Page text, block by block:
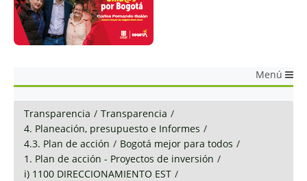
Menú
Transparencia / Transparencia /
4. Planeación, presupuesto e Informes /
4.3. Plan de acción / Bogotá mejor para todos /
1. Plan de acción - Proyectos de inversión /
i) 1100 DIRECCIONAMIENTO EST /